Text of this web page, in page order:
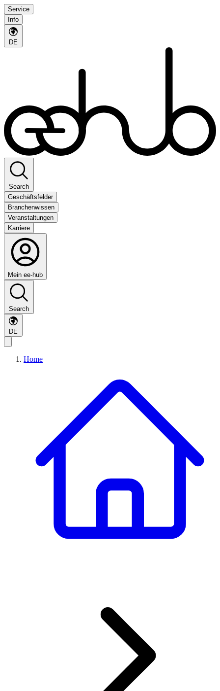
Service
Info
DE
Search
Geschäftsfelder
Branchenwissen
Veranstaltungen
Karriere
Mein ee-hub
Search
DE
Home